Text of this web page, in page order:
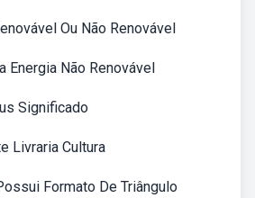
Ou Não Renovável
Energia Não Renovável
Significado
Livraria Cultura
Formato De Triângulo